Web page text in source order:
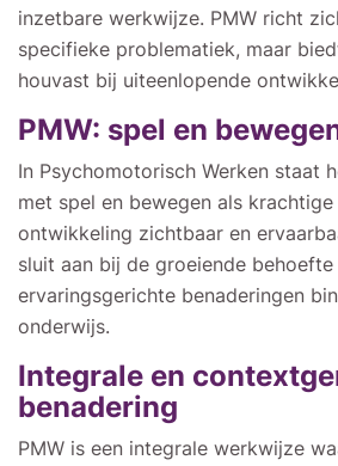
inzetbare werkwijze. PMW richt
specifieke problematiek, maar
houvast bij uiteenlopende
PMW: spel en
In Psychomotorisch Werken staat
met spel en bewegen als
ontwikkeling zichtbaar en
sluit aan bij de groeiende
ervaringsgerichte benaderingen
onderwijs.
Integrale en
benadering
PMW is een integrale werkwijze